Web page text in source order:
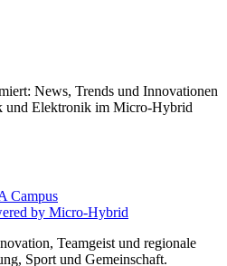
News, Trends und Innovationen
und Elektronik im Micro-Hybrid
Campus
by Micro-Hybrid
Teamgeist und regionale
Sport und Gemeinschaft.